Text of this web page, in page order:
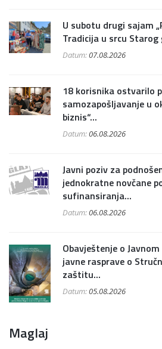
U subotu drugi sajam
Tradicija u srcu Starog
Datum:07.08.2026
18 korisnika ostvarilo
samozapošljavanje u
biznis“...
Datum:06.08.2026
Javni poziv za
jednokratne novčane
sufinansiranja...
Datum:06.08.2026
Obavještenje o
javne rasprave o
zaštitu...
Datum:05.08.2026
Maglaj